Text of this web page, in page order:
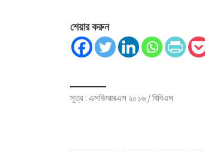
শেয়ার করুন
সূত্র : এসভিআরএস ২০১৬ / বিবিএস